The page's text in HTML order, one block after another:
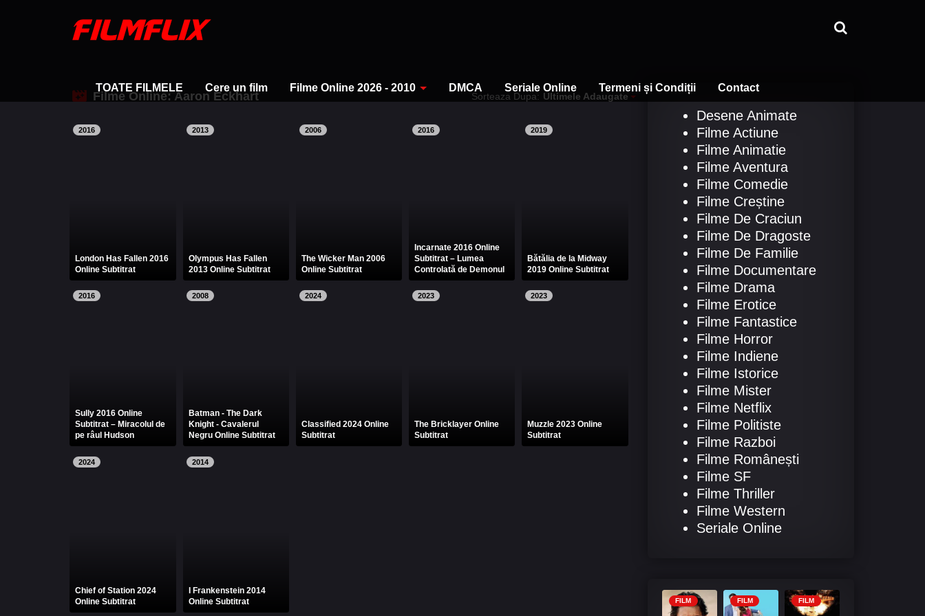
TOATE FILMELE Cere un film Filme Online 2026 - 2010 DMCA Seriale Online Termeni și Condiții Contact
Filme Online: Aaron Eckhart Sorteaza Dupa: Ultimele Adaugate
2016
London Has Fallen 2016
Online Subtitrat
2013
Olympus Has Fallen
2013 Online Subtitrat
2006
The Wicker Man 2006
Online Subtitrat
2016
Incarnate 2016 Online
Subtitrat – Lumea
Controlată de Demonul
2019
Bătălia de la Midway
2019 Online Subtitrat
2016
Sully 2016 Online
Subtitrat – Miracolul de
pe râul Hudson
2008
Batman - The Dark
Knight - Cavalerul
Negru Online Subtitrat
2024
Classified 2024 Online
Subtitrat
2023
The Bricklayer Online
Subtitrat
2023
Muzzle 2023 Online
Subtitrat
2024
Chief of Station 2024
Online Subtitrat
2014
I Frankenstein 2014
Online Subtitrat
Desene Animate
Filme Actiune
Filme Animatie
Filme Aventura
Filme Comedie
Filme Creștine
Filme De Craciun
Filme De Dragoste
Filme De Familie
Filme Documentare
Filme Drama
Filme Erotice
Filme Fantastice
Filme Horror
Filme Indiene
Filme Istorice
Filme Mister
Filme Netflix
Filme Politiste
Filme Razboi
Filme Românești
Filme SF
Filme Thriller
Filme Western
Seriale Online
FILM FILM FILM